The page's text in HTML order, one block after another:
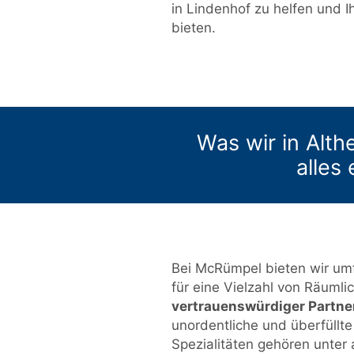
in Lindenhof zu helfen und
bieten.
Was wir in
alles
Bei McRümpel bieten wir
für eine Vielzahl von
vertrauenswürdiger
unordentliche und
Spezialitäten gehören unter